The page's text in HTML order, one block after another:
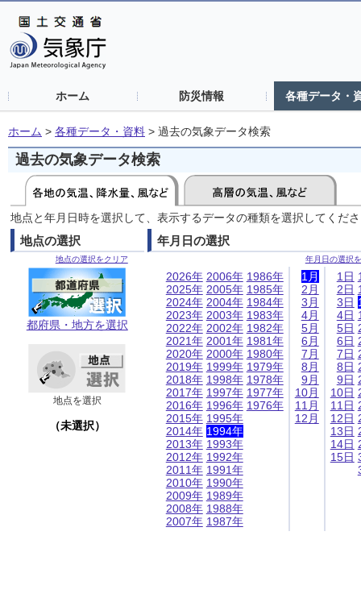
ホーム 防災情報 各種データ・
ホーム > 各種データ・資料 > 過去の気象データ検索
過去の気象データ検索
地点と年月日時を選択して、表示するデータの種類を選択してくだ
地点の選択
地点の選択をクリア
都府県・地方を選択
地点を選択
（未選択）
年月日の選択
年月日の選択
2026年
2025年
2024年
2023年
2022年
2021年
2020年
2019年
2018年
2017年
2016年
2015年
2014年
2013年
2012年
2011年
2010年
2009年
2008年
2007年
2006年
2005年
2004年
2003年
2002年
2001年
2000年
1999年
1998年
1997年
1996年
1995年
1994年
1993年
1992年
1991年
1990年
1989年
1988年
1987年
1986年
1985年
1984年
1983年
1982年
1981年
1980年
1979年
1978年
1977年
1976年
1月
2月
3月
4月
5月
6月
7月
8月
9月
10月
11月
12月
1日
2日
3日
4日
5日
6日
7日
8日
9日
10日
11日
12日
13日
14日
15日